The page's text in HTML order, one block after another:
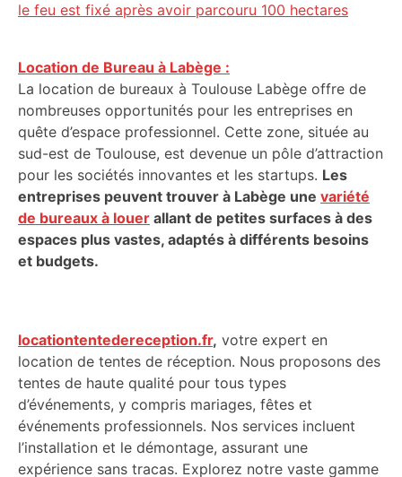
le feu est fixé après avoir parcouru 100 hectares
Location de Bureau à Labège :
La location de bureaux à Toulouse Labège offre de
nombreuses opportunités pour les entreprises en
quête d’espace professionnel. Cette zone, située au
sud-est de Toulouse, est devenue un pôle d’attraction
pour les sociétés innovantes et les startups. Les
entreprises peuvent trouver à Labège une variété
de bureaux à louer allant de petites surfaces à des
espaces plus vastes, adaptés à différents besoins
et budgets.
locationtentedereception.fr, votre expert en
location de tentes de réception. Nous proposons des
tentes de haute qualité pour tous types
d’événements, y compris mariages, fêtes et
événements professionnels. Nos services incluent
l’installation et le démontage, assurant une
expérience sans tracas. Explorez notre vaste gamme